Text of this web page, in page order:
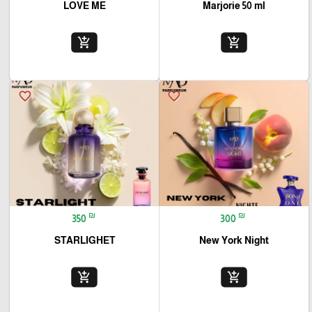
Marjorie 50 ml
add_shopping_cart
LOVE ME
add_shopping_cart
favorite_border
300 ₪
New York Night
add_shopping_cart
favorite_border
350 ₪
STARLIGHET
add_shopping_cart